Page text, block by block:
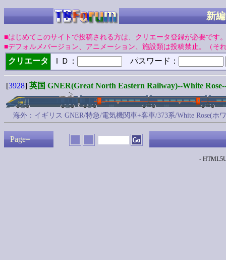
新
■はじめてこのサイトで投稿される方は、クリエータ登録が必要です
■デフォルメバージョン、アニメーション、施設類は投稿禁止。（そ
クリエータ ＩＤ： パスワード：
[3928] 英国 GNER(Great North Eastern Railway)--White
海外：イギリス GNER/特急/電気機関車+客車/373系/White Rose(
Page=
-